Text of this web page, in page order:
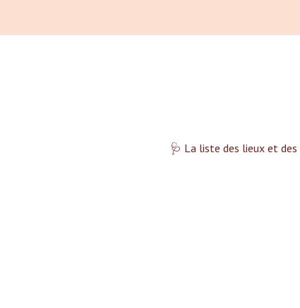
🩺 La liste des lieux et des